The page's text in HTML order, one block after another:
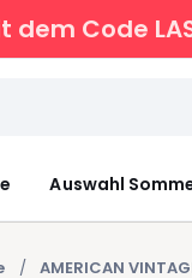
dem Code
Auswahl
AMERICAN